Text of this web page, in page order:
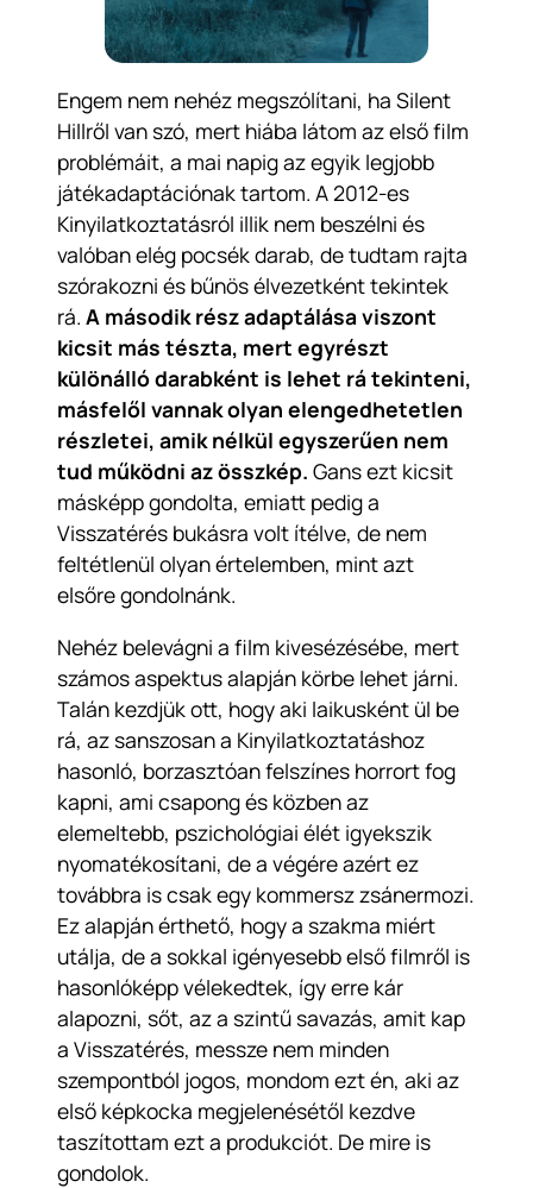
Engem nem nehéz megszólítani, ha Silent
Hillről van szó, mert hiába látom az első film
problémáit, a mai napig az egyik legjobb
játékadaptációnak tartom. A 2012-es
Kinyilatkoztatásról illik nem beszélni és
valóban elég pocsék darab, de tudtam rajta
szórakozni és bűnös élvezetként tekintek
rá. A második rész adaptálása viszont
kicsit más tészta, mert egyrészt
különálló darabként is lehet rá tekinteni,
másfelől vannak olyan elengedhetetlen
részletei, amik nélkül egyszerűen nem
tud működni az összkép. Gans ezt kicsit
másképp gondolta, emiatt pedig a
Visszatérés bukásra volt ítélve, de nem
feltétlenül olyan értelemben, mint azt
elsőre gondolnánk.
Nehéz belevágni a film kivesézésébe, mert
számos aspektus alapján körbe lehet járni.
Talán kezdjük ott, hogy aki laikusként ül be
rá, az sanszosan a Kinyilatkoztatáshoz
hasonló, borzasztóan felszínes horrort fog
kapni, ami csapong és közben az
elemeltebb, pszichológiai élét igyekszik
nyomatékosítani, de a végére azért ez
továbbra is csak egy kommersz zsánermozi.
Ez alapján érthető, hogy a szakma miért
utálja, de a sokkal igényesebb első filmről is
hasonlóképp vélekedtek, így erre kár
alapozni, sőt, az a szintű savazás, amit kap
a Visszatérés, messze nem minden
szempontból jogos, mondom ezt én, aki az
első képkocka megjelenésétől kezdve
taszítottam ezt a produkciót. De mire is
gondolok.